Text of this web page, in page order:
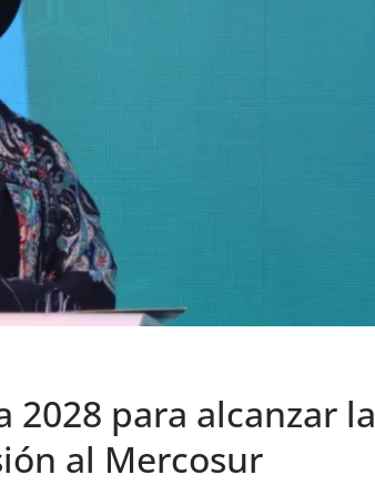
2028 para alcanzar la
al Mercosur